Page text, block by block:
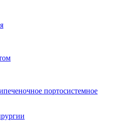
портосистемное